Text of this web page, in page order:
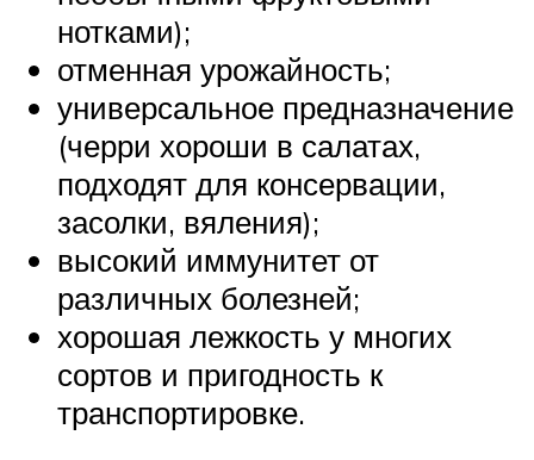
нотками);
отменная урожайность;
универсальное предназначение
(черри хороши в салатах,
подходят для консервации,
засолки, вяления);
высокий иммунитет от
различных болезней;
хорошая лежкость у многих
сортов и пригодность к
транспортировке.